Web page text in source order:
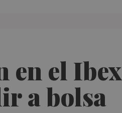
en el Ibex
a bolsa